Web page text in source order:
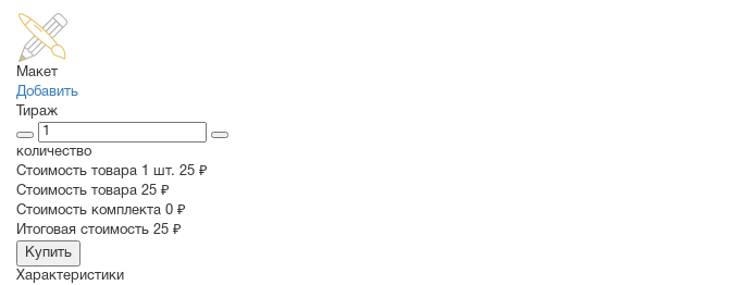
Макет
Добавить
Тираж
количество
Стоимость товара 1 шт. 25 ₽
Cтоимость товара 25 ₽
Стоимость комплекта 0 ₽
Итоговая стоимость 25 ₽
Купить
Характеристики